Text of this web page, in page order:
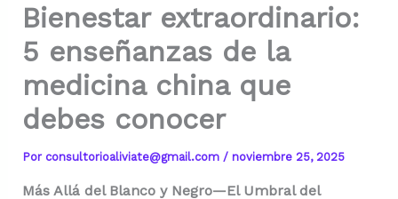
Bienestar extraordinario:
5 enseñanzas de la
medicina china que
debes conocer
Por consultorioaliviate@gmail.com / noviembre 25, 2025
Más Allá del Blanco y Negro—El Umbral del